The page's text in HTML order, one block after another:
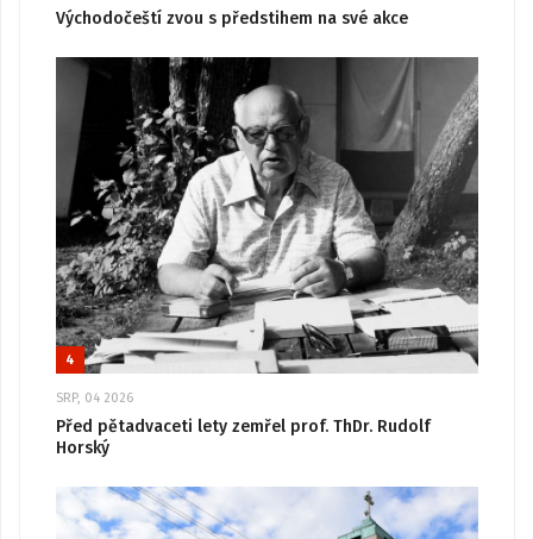
Východočeští zvou s předstihem na své akce
4
SRP, 04 2026
Před pětadvaceti lety zemřel prof. ThDr. Rudolf
Horský